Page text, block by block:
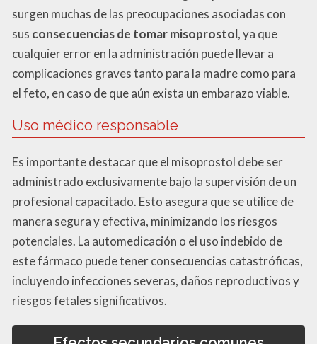
surgen muchas de las preocupaciones asociadas con
sus consecuencias de tomar misoprostol, ya que
cualquier error en la administración puede llevar a
complicaciones graves tanto para la madre como para
el feto, en caso de que aún exista un embarazo viable.
Uso médico responsable
Es importante destacar que el misoprostol debe ser
administrado exclusivamente bajo la supervisión de un
profesional capacitado. Esto asegura que se utilice de
manera segura y efectiva, minimizando los riesgos
potenciales. La automedicación o el uso indebido de
este fármaco puede tener consecuencias catastróficas,
incluyendo infecciones severas, daños reproductivos y
riesgos fetales significativos.